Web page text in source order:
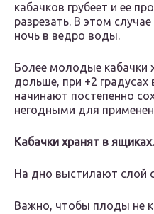
кабачков грубеет и ее
разрезать. В этом
ночь в ведро воды.
Более молодые кабачки
дольше, при +2
начинают постепенно
негодными для
Кабачки хранят в ящиках.
На дно выстилают слой
Важно, чтобы плоды не